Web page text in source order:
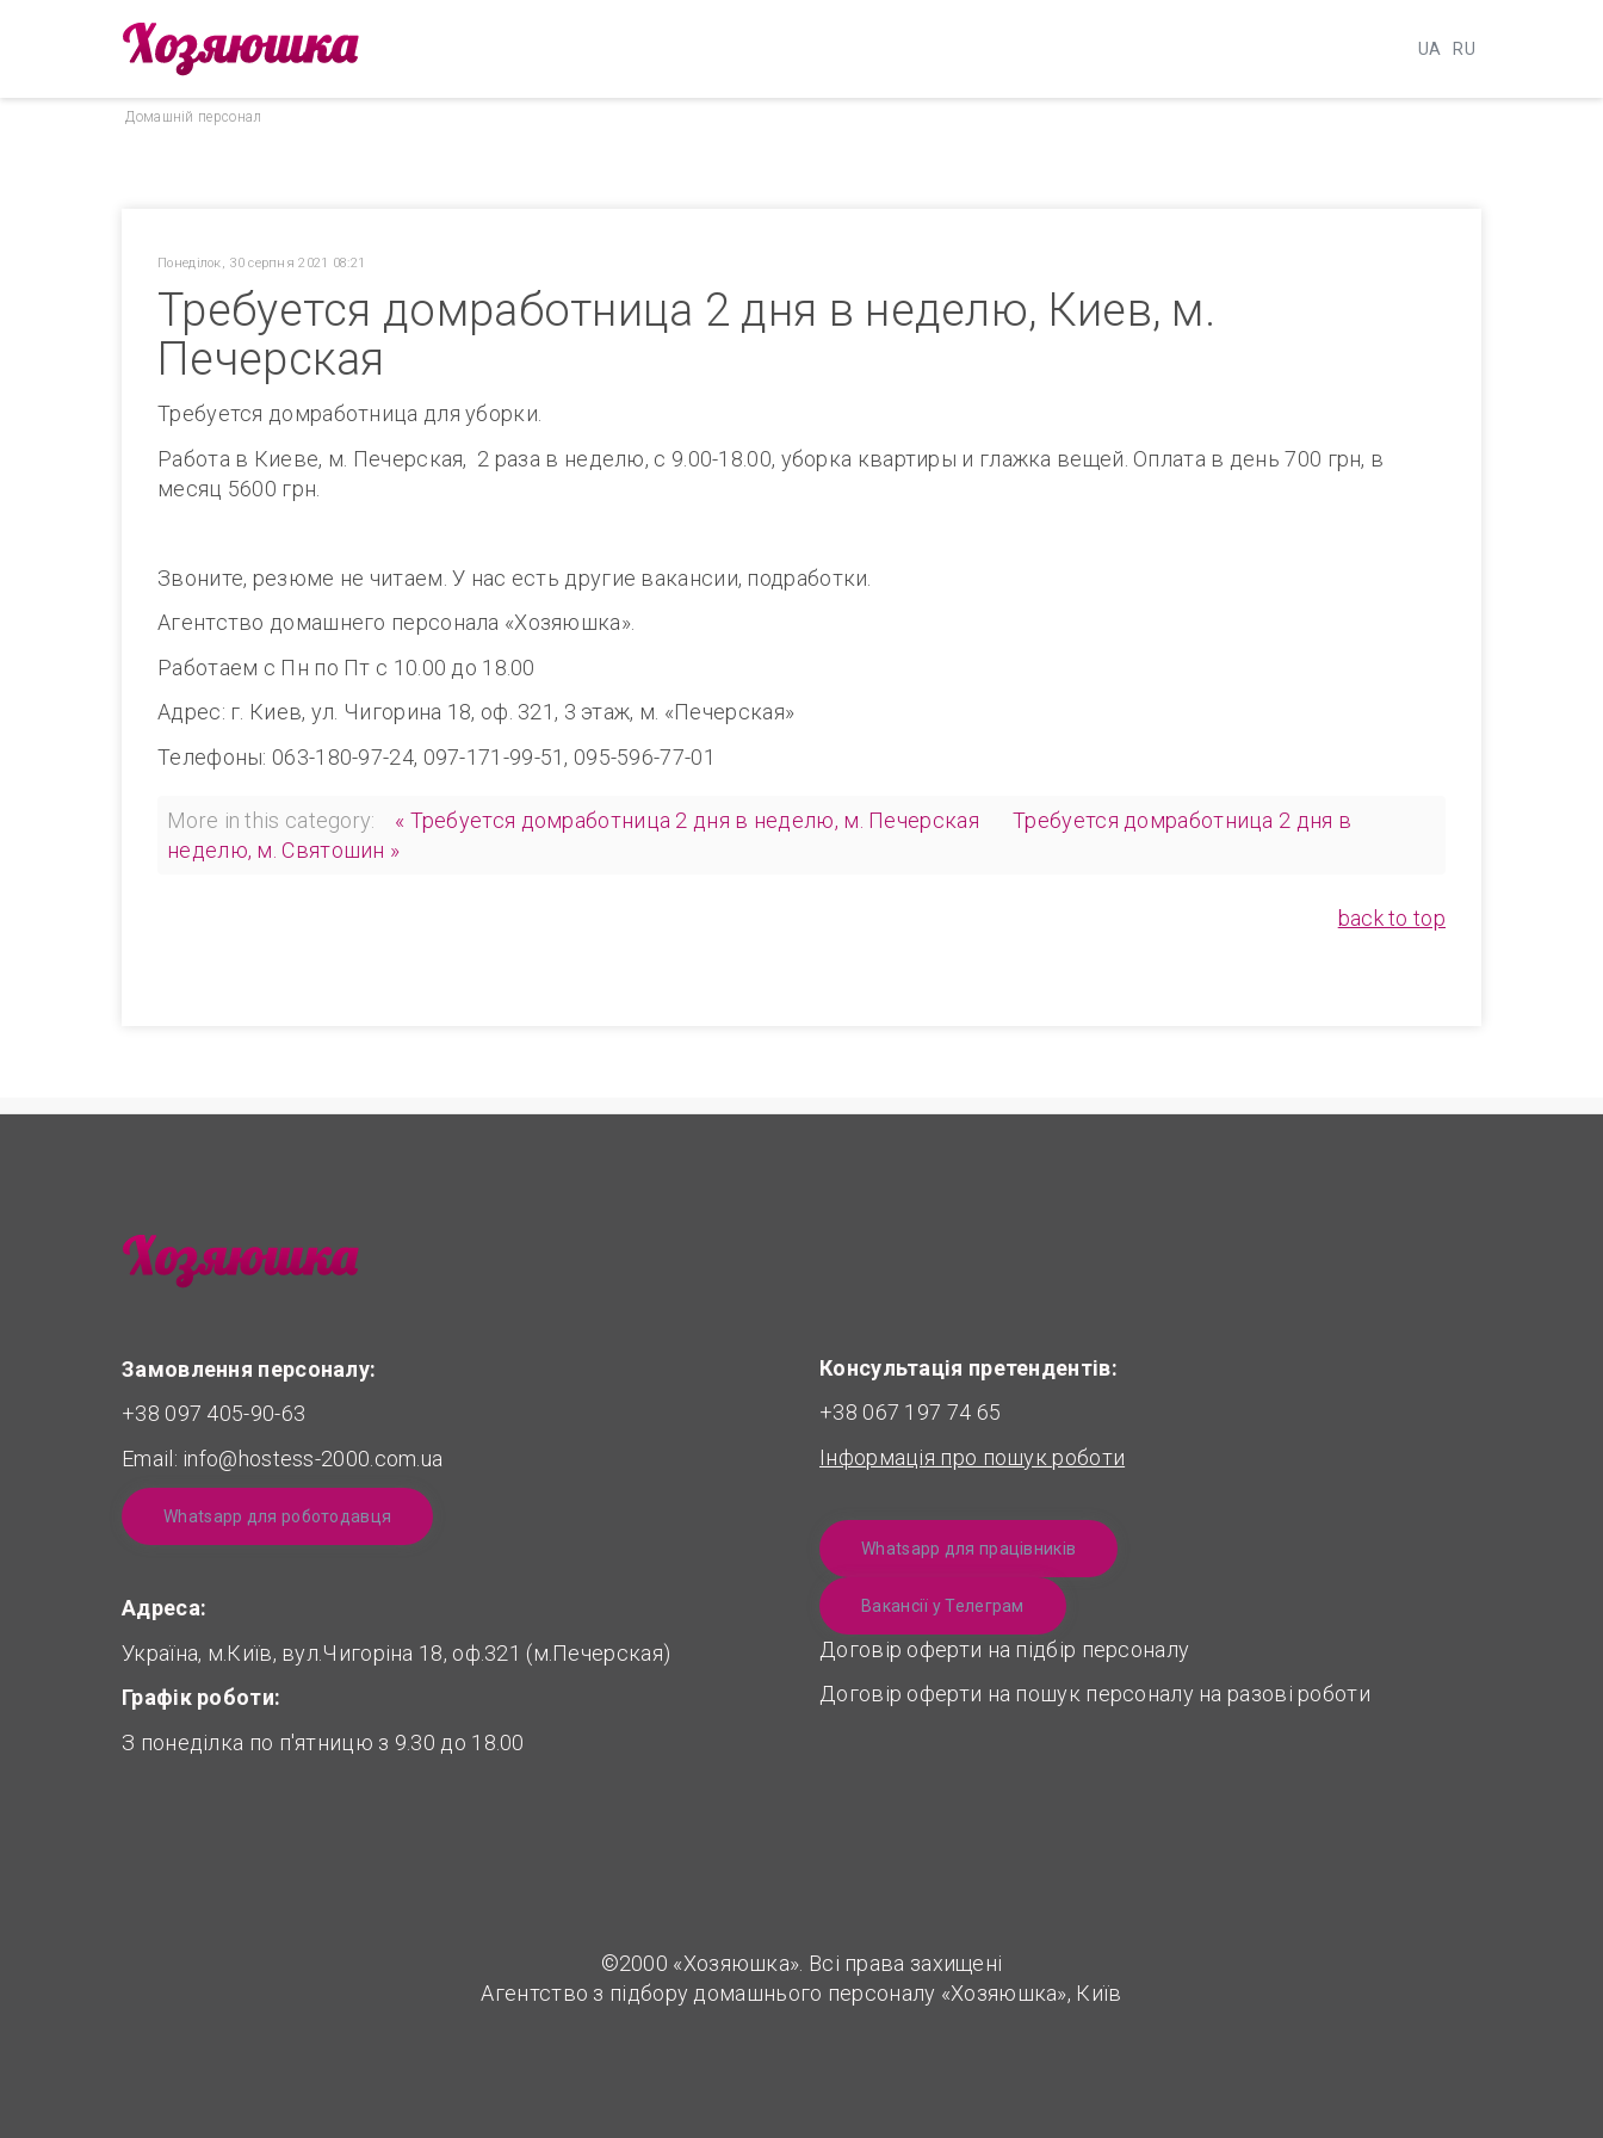
UA RU
Домашнiй персонал
Понеділок, 30 серпня 2021 08:21
Требуется домработница 2 дня в неделю, Киев, м.
Печерская
Требуется домработница для уборки.
Работа в Киеве, м. Печерская, 2 раза в неделю, с 9.00-18.00, уборка квартиры и глажка вещей. Оплата в день 700 грн, в
месяц 5600 грн.
Звоните, резюме не читаем. У нас есть другие вакансии, подработки.
Агентство домашнего персонала «Хозяюшка».
Работаем с Пн по Пт с 10.00 до 18.00
Адрес: г. Киев, ул. Чигорина 18, оф. 321, 3 этаж, м. «Печерская»
Телефоны: 063-180-97-24, 097-171-99-51, 095-596-77-01
More in this category: « Требуется домработница 2 дня в неделю, м. Печерская
Требуется домработница 2 дня в
неделю, м. Святошин »
back to top
Замовлення персоналу:
+38 097 405-90-63
Email: info@hostess-2000.com.ua
Whatsapp для роботодавця
Адреса:
Україна, м.Київ, вул.Чигоріна 18, оф.321 (м.Печерская)
Графік роботи:
З понеділка по п'ятницю з 9.30 до 18.00
Консультація претендентів:
+38 067 197 74 65
Інформація про пошук роботи
Whatsapp для працівників
Вакансії у Телеграм
Договір оферти на підбір персоналу
Договір оферти на пошук персоналу на разові роботи
©2000 «Хозяюшка». Всі права захищені
Агентство з підбору домашнього персоналу «Хозяюшка», Київ